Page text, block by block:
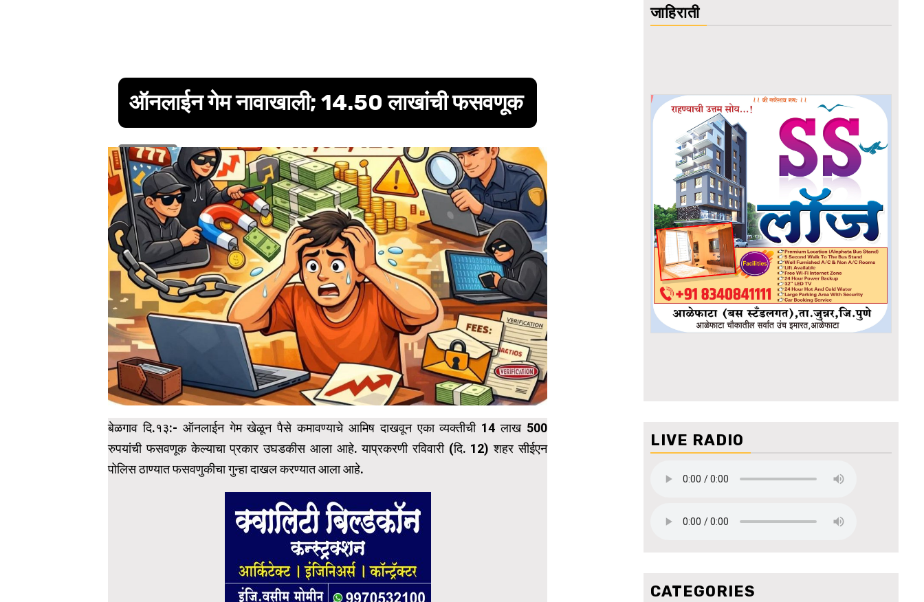
ऑनलाईन गेम नावाखाली; 14.50 लाखांची फसवणूक
1 min read
बेळगाव दि.१३:- ऑनलाईन गेम खेळून पैसे कमावण्याचे आमिष दाखवून एका व्यक्तीची 14 लाख 500
रुपयांची फसवणूक केल्याचा प्रकार उघडकीस आला आहे. याप्रकरणी रविवारी (दि. 12) शहर सीईएन
पोलिस ठाण्यात फसवणुकीचा गुन्हा दाखल करण्यात आला आहे.
जाहिराती
LIVE RADIO
CATEGORIES